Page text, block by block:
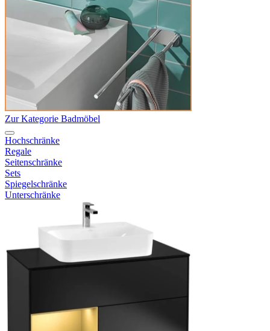
Zur Kategorie Badmöbel
Hochschränke
Regale
Seitenschränke
Sets
Spiegelschränke
Unterschränke